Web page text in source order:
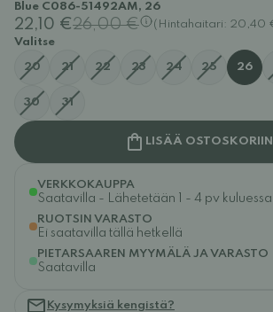
Blue C086-51492AM, 26
22,10 €26,00 €
(Hintahaitari: 20,40
Valitse
20 21 22 23 24 25 26
30 31
LISÄÄ OSTOSKORIIN
VERKKOKAUPPA
Saatavilla - Lähetetään 1 - 4 pv kuluessa
RUOTSIN VARASTO
Ei saatavilla tällä hetkellä
PIETARSAAREN MYYMÄLÄ JA VARASTO
Saatavilla
Kysymyksiä kengistä?